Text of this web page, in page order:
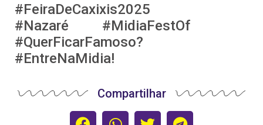
#FeiraDeCaxixis2025
#Nazaré #MidiaFestOf
#QuerFicarFamoso?
#EntreNaMidia!
Compartilhar